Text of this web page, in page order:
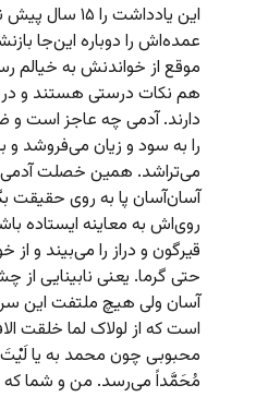
این یادداشت
عمده‌اش را دوباره این‌جا
موقع از خواندنش به خیالم
هم نکات درستی هستند و
دارند. آدمی چه عاجز است
را به سود و زیان
می‌تراشد. همین خصلت
آسان‌آسان پا به روی حقیقت
روی‌اش به معاینه ایستاده
قیرگون و دراز را می‌بیند و
حتی گرما. یعنی نابینایی
آسان ولی هیچ ملتفت این
است که از لولاک لما خلقت
محبوبی چون محمد به یا
مُحَمَّداً می‌رسد. من و شما که